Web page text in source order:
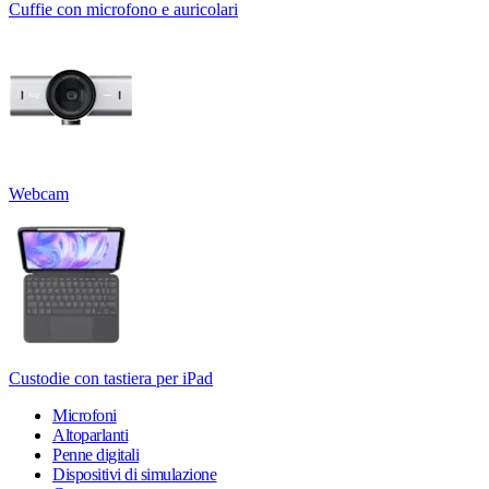
Cuffie con microfono e auricolari
Webcam
Custodie con tastiera per iPad
Microfoni
Altoparlanti
Penne digitali
Dispositivi di simulazione